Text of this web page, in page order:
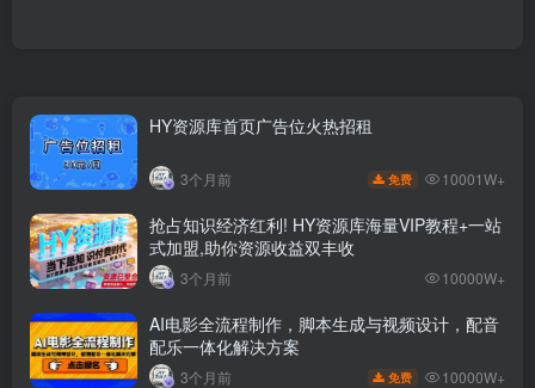
HY资源库首页广告位火热招租
3个月前 免费 10001W+
抢占知识经济红利! HY资源库海量VIP教程+一站
式加盟,助你资源收益双丰收
3个月前 10000W+
AI电影全流程制作，脚本生成与视频设计，配音
配乐一体化解决方案
3个月前 免费 10000W+